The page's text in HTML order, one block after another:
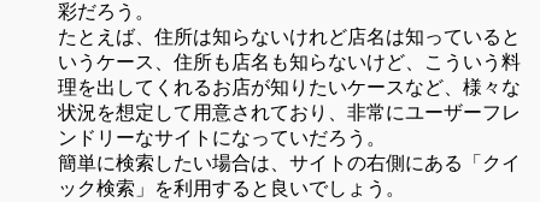
彩だろう。
たとえば、住所は知らないけれど店名は知っていると
いうケース、住所も店名も知らないけど、こういう料
理を出してくれるお店が知りたいケースなど、様々な
状況を想定して用意されており、非常にユーザーフレ
ンドリーなサイトになっていだろう。
簡単に検索したい場合は、サイトの右側にある「クイ
ック検索」を利用すると良いでしょう。